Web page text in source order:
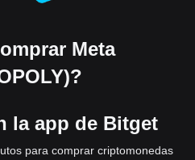
Meta
la app de Bitget
para comprar criptomonedas